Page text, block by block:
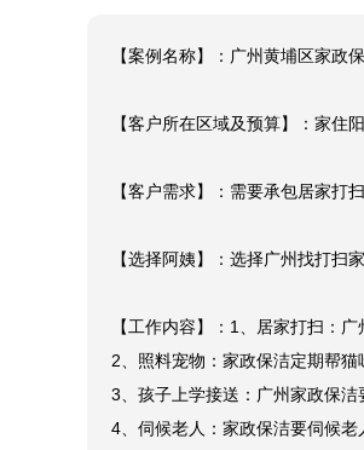
【案例名称】：广州黄埔区家政
【客户所在区域及预算】：家住
【客户需求】：需要承包居家打
【选择阿姨】：选择广州找打扫
【工作内容】：1、居家打扫：
2、照料宠物：家政保洁定期帮猫
3、孩子上学接送：广州家政保洁
4、伺候老人：家政保洁要伺候老